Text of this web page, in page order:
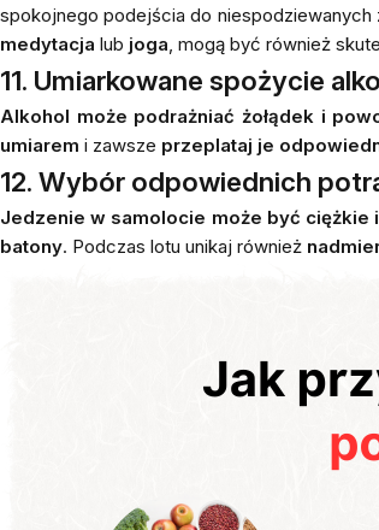
spokojnego podejścia do niespodziewanych
medytacja lub joga , mogą być również
11. Umiarkowane spożycie
Alkohol może podrażniać żołądek i
umiarem i zawsze przeplataj je
12. Wybór odpowiednich
Jedzenie w samolocie może być ciężkie
batony. Podczas lotu unikaj również